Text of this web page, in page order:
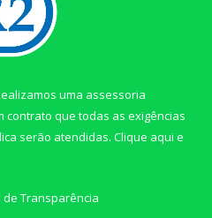
uma assessoria
contrato que todas as exigências
serão atendidas. Clique aqui e
Transparência